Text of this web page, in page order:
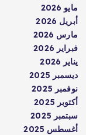
مايو 2026
أبريل 2026
مارس 2026
فبراير 2026
يناير 2026
ديسمبر 2025
نوفمبر 2025
أكتوبر 2025
سبتمبر 2025
أغسطس 2025